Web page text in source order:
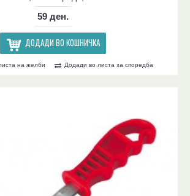
59 ден.
ДОДАДИ ВО КОШНИЧКА
на желби Додади во листа за споредба